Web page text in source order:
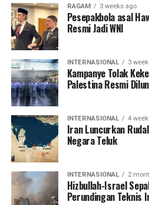
RAGAM 3 weeks ago
Pesepakbola asal
Resmi Jadi WNI
INTERNASIONAL 3
Kampanye Tolak
Palestina Resmi
INTERNASIONAL 4
Iran Luncurkan
Negara Teluk
INTERNASIONAL 2
Hizbullah-Israel
Perundingan Teknis